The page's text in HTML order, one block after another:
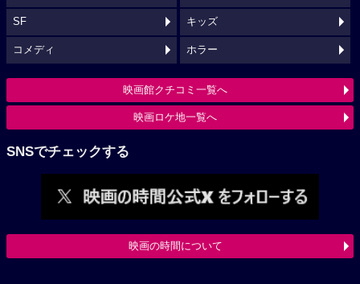
SF キッズ
コメディ ホラー
映画館クチコミ一覧へ
映画ロケ地一覧へ
SNSでチェックする
映画の時間について